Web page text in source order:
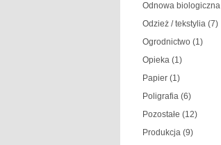
Odnowa biologiczna
Odzież / tekstylia (7)
Ogrodnictwo (1)
Opieka (1)
Papier (1)
Poligrafia (6)
Pozostałe (12)
Produkcja (9)